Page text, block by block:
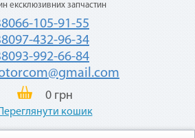
ексклюзивних запчастин
105-91-55
432-96-34
992-66-84
0 грн
кошик